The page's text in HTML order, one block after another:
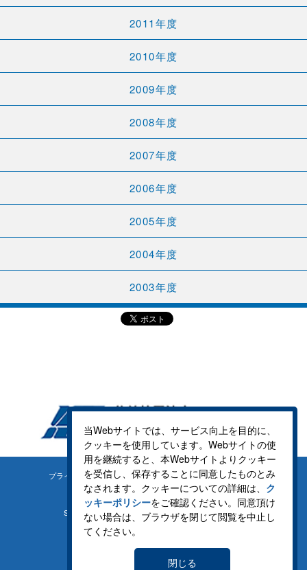
2011年度
2010年度
2009年度
2008年度
2007年度
2006年度
2005年度
2004年度
2003年度
プライバシーポリシー クッキーポリシー
SNS運用方針 サイトマップ
お知らせ
当Webサイトでは、サービス向上を目的に、
クッキーを使用しています。Webサイトの使
用を継続すると、本Webサイトよりクッキー
を受信し、保存することに同意したものとみ
なされます。クッキーについての詳細は、 ク
ッキーポリシーをご確認ください。同意頂け
ない場合は、ブラウザを閉じて閲覧を中止し
てください。
閉じる